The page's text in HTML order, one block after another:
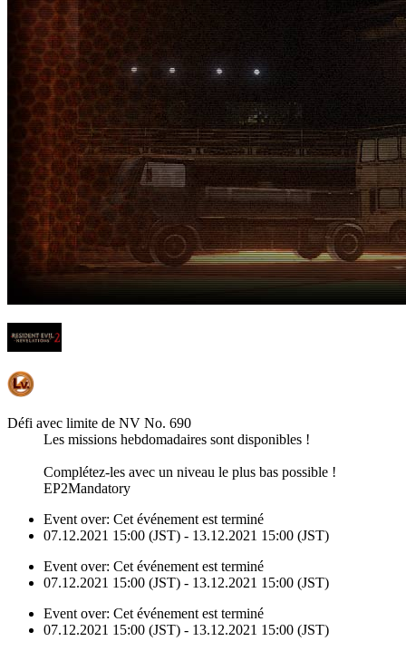
Défi avec limite de NV No. 690
Les missions hebdomadaires sont disponibles !
Complétez-les avec un niveau le plus bas possible !
EP2Mandatory
Event over: Cet événement est terminé
07.12.2021 15:00 (JST) - 13.12.2021 15:00 (JST)
Event over: Cet événement est terminé
07.12.2021 15:00 (JST) - 13.12.2021 15:00 (JST)
Event over: Cet événement est terminé
07.12.2021 15:00 (JST) - 13.12.2021 15:00 (JST)